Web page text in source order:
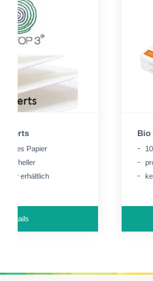
Papier
Aufheller
erhältlich
Details
Bio